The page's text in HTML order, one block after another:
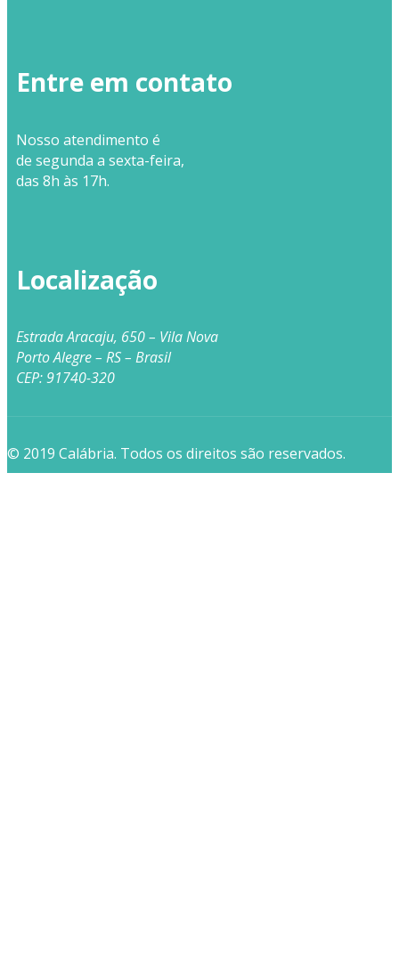
Entre em contato
Nosso atendimento é
de segunda a sexta-feira,
das 8h às 17h.
Localização
Estrada Aracaju, 650 – Vila Nova
Porto Alegre – RS – Brasil
CEP: 91740-320
© 2019 Calábria. Todos os direitos são reservados.